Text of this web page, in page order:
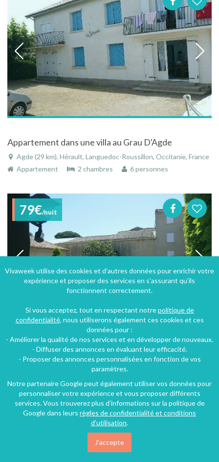
Appartement dans une villa au Grau D'Agde
Agde (29 km), Hérault, Languedoc-Roussillon, Occitanie, France
Appartement
2 chambres 6 personnes
79€/nuit
APPARTEMENT DANS DOMAINE VITICOLE
Béziers (29 km), Hérault, Languedoc-Roussillon, Occitanie, France
107€
Vivaweek utilise des cookies et d'autres données pour enrichir votre
expérience et proposer des services en s'assurant qu'ils
fonctionnent correctement.
Si vous acceptez, tout en respectant notrepolitique de
confidentialité, nous utiliserons également ces cookies et ces
données pour :
- Améliorer la qualité de nos services et en développer de nouveaux.
- Diffuser des annonces en évaluant leur efficacité.
- Proposer des annonces personnalisées en fonction de vos
paramètres.
Notre partenaire Google peut également utiliser vos données pour
personnaliser votre expérience et vous proposer différents
services. Vous trouverez plus d'informations sur la politique de
Google dans leurs règles de confidentialité et conditions
d'utilisation.
J'accepte